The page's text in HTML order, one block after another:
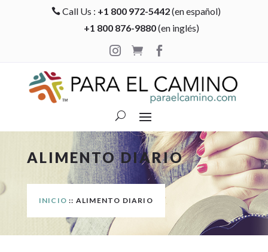
 Call Us : +1 800 972-5442(en español)
+1 800 876-9880(en inglés)

 
ALIMENTO DIARIO
INICIO :: ALIMENTO DIARIO